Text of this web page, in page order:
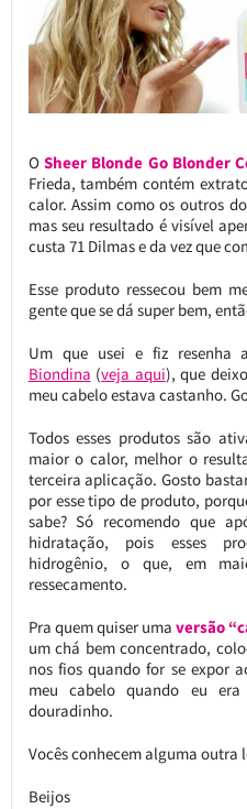
O Sheer Blonde Go Blonder
Frieda, também contém
calor. Assim como os outros
mas seu resultado é visível
custa 71 Dilmas e da vez que
Esse produto ressecou bem
gente que se dá super bem,
Um que usei e fiz
Biondina (veja aqui), que
meu cabelo estava castanho.
Todos esses produtos são
maior o calor, melhor o
terceira aplicação. Gosto
por esse tipo de produto,
sabe? Só recomendo que
hidratação, pois esses
hidrogênio, o que, em
ressecamento.
Pra quem quiser umaversão
um chá bem concentrado,
nos fios quando for se expor
meu cabelo quando eu
douradinho.
Vocês conhecem alguma outra
Beijos